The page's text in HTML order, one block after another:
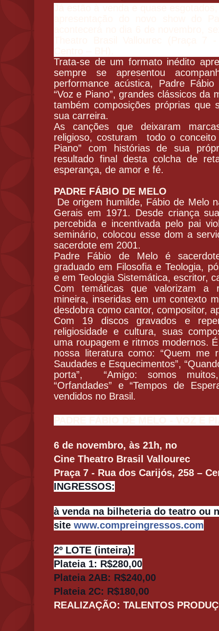
Trata-se de um formato inédito
sempre se apresentou
performance acústica, Padre
“Voz e Piano”, grandes clássicos da
também composições próprias que
sua carreira.
As canções que deixaram
religioso, costuram todo o
Piano” com histórias de sua
resultado final desta colcha de
esperança, de amor e fé.
PADRE FÁBIO DE MELO
De origem humilde, Fábio de Melo
Gerais em 1971. Desde criança
percebida e incentivada pelo pai
seminário, colocou esse dom a
sacerdote em 2001.
Padre Fábio de Melo é
graduado em Filosofia e Teologia,
e em Teologia Sistemática, escritor,
Com temáticas que valorizam a
mineira, inseridas em um contexto
desdobra como cantor, compositor,
Com 19 discos gravados e
religiosidade e cultura, suas
uma roupagem e ritmos modernos.
nossa literatura como: “Quem me
Saudades e Esquecimentos”,
porta”, “Amigo: somos
“Orfandades” e “Tempos de
vendidos no Brasil.
6 de novembro, às 21h, no
Cine Theatro Brasil Vallourec
Praça 7 - Rua dos Carijós, 258 –
INGRESSOS:
à venda na bilheteria do teatro ou
site www.compreingressos.com
2º LOTE (inteira):
Plateia 1: R$280,00
Plateia 2AB: R$240,00
Plateia 2C: R$180,00
REALIZAÇÃO: TALENTOS